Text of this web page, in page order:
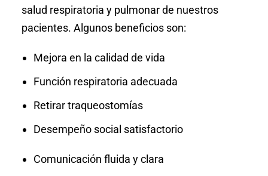
salud respiratoria y pulmonar de nuestros
pacientes. Algunos beneficios son:
Mejora en la calidad de vida
Función respiratoria adecuada
Retirar traqueostomías
Desempeño social satisfactorio
Comunicación fluida y clara